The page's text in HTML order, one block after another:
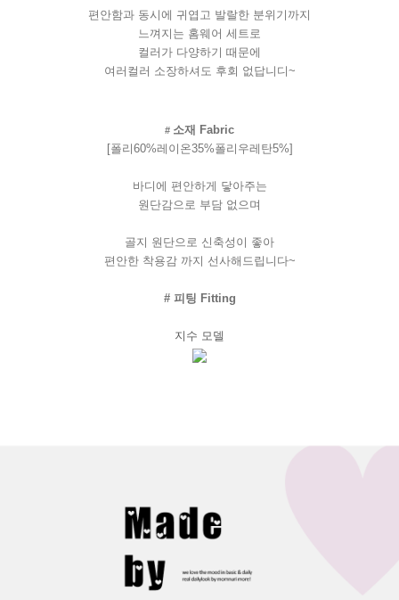
편안함과 동시에 귀엽고 발랄한 분위기까지
느껴지는 홈웨어 세트로
컬러가 다양하기 때문에
여러컬러 소장하셔도 후회 없답니디~
# 소재 Fabric
[폴리60%레이온35%폴리우레탄5%]
바디에 편안하게 닿아주는
원단감으로 부담 없으며
골지 원단으로 신축성이 좋아
편안한 착용감 까지 선사해드립니다~
# 피팅 Fitting
지수 모델